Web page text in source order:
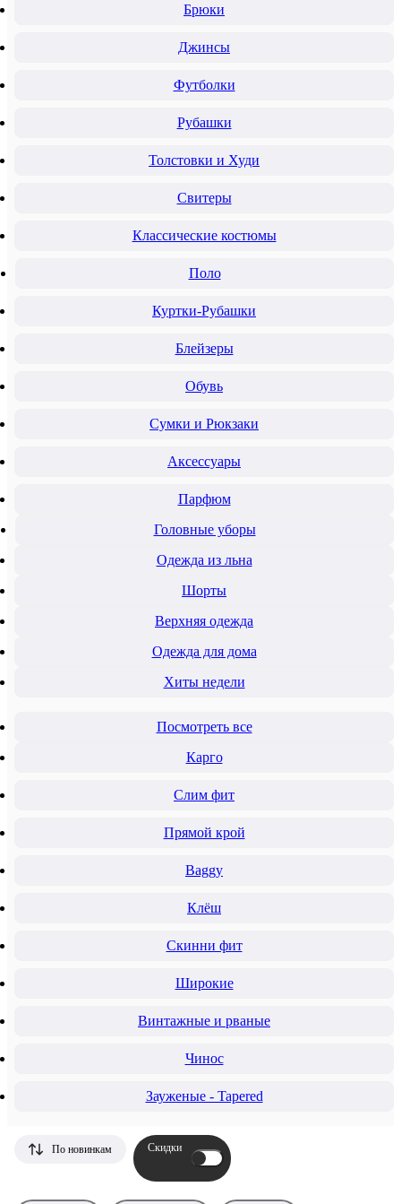
Брюки
Джинсы
Футболки
Рубашки
Толстовки и Худи
Свитеры
Классические костюмы
Поло
Куртки-Рубашки
Блейзеры
Обувь
Сумки и Рюкзаки
Аксессуары
Парфюм
Головные уборы
Одежда из льна
Шорты
Верхняя одежда
Одежда для дома
Хиты недели
Посмотреть все
Карго
Слим фит
Прямой крой
Baggy
Клёш
Скинни фит
Широкие
Винтажные и рваные
Чинос
Зауженые - Tapered
По новинкам Скидки